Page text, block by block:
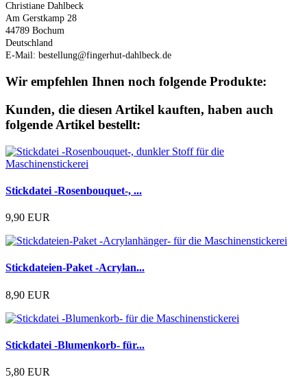
Christiane Dahlbeck
Am Gerstkamp 28
44789 Bochum
Deutschland
E-Mail: bestellung@fingerhut-dahlbeck.de
Wir empfehlen Ihnen noch folgende Produkte:
Kunden, die diesen Artikel kauften, haben auch
folgende Artikel bestellt:
Stickdatei -Rosenbouquet-, ...
9,90 EUR
Stickdateien-Paket -Acrylan...
8,90 EUR
Stickdatei -Blumenkorb- für...
5,80 EUR